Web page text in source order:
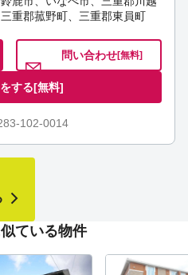
重郡菰野町、三重郡東員町
問い合わせ[無料]
する[無料]
102-0014
ている物件